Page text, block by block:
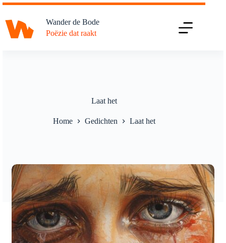
Ga
de
inhoud
Wander de Bode
Poëzie dat raakt
Laat het
Home Gedichten Laat het